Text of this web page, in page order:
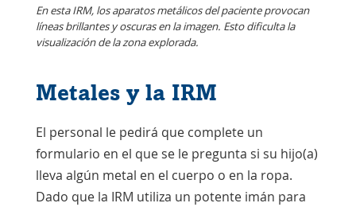
En esta IRM, los aparatos metálicos del paciente provocan
líneas brillantes y oscuras en la imagen. Esto dificulta la
visualización de la zona explorada.
Metales y la IRM
El personal le pedirá que complete un
formulario en el que se le pregunta si su hijo(a)
lleva algún metal en el cuerpo o en la ropa.
Dado que la IRM utiliza un potente imán para